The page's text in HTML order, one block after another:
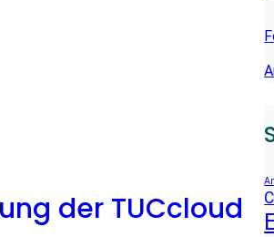
der TUCcloud